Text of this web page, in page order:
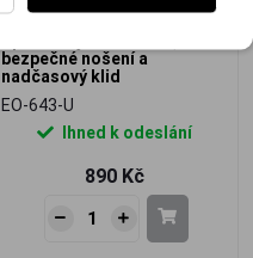
bezpečné nošení a
nadčasový klid
EO-643-U
Ihned k odeslání
890 Kč